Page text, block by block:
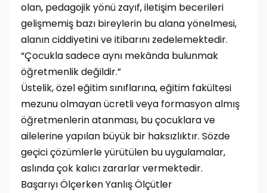
olan, pedagojik yönü zayıf, iletişim becerileri
gelişmemiş bazı bireylerin bu alana yönelmesi,
alanın ciddiyetini ve itibarını zedelemektedir.
“Çocukla sadece aynı mekânda bulunmak
öğretmenlik değildir.”
Üstelik, özel eğitim sınıflarına, eğitim fakültesi
mezunu olmayan ücretli veya formasyon almış
öğretmenlerin atanması, bu çocuklara ve
ailelerine yapılan büyük bir haksızlıktır. Sözde
geçici çözümlerle yürütülen bu uygulamalar,
aslında çok kalıcı zararlar vermektedir.
Başarıyı Ölçerken Yanlış Ölçütler